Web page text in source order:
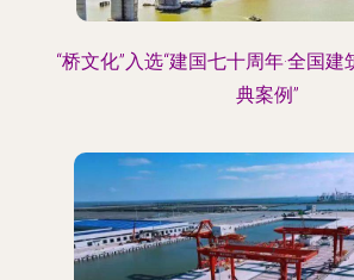
“桥文化”入选“建国七十周年·全国
典案例”